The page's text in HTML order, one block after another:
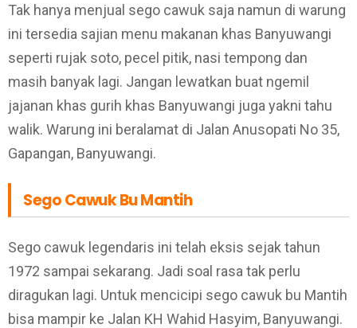
Tak hanya menjual sego cawuk saja namun di warung
ini tersedia sajian menu makanan khas Banyuwangi
seperti rujak soto, pecel pitik, nasi tempong dan
masih banyak lagi. Jangan lewatkan buat ngemil
jajanan khas gurih khas Banyuwangi juga yakni tahu
walik. Warung ini beralamat di Jalan Anusopati No 35,
Gapangan, Banyuwangi.
Sego Cawuk Bu Mantih
Sego cawuk legendaris ini telah eksis sejak tahun
1972 sampai sekarang. Jadi soal rasa tak perlu
diragukan lagi. Untuk mencicipi sego cawuk bu Mantih
bisa mampir ke Jalan KH Wahid Hasyim, Banyuwangi.